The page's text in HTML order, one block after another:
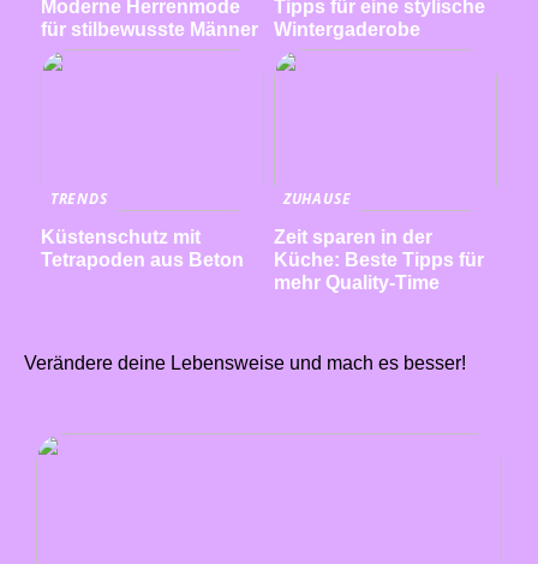
Moderne Herrenmode
für stilbewusste Männer
Tipps für eine stylische
Wintergaderobe
TRENDS
Küstenschutz mit
Tetrapoden aus Beton
ZUHAUSE
Zeit sparen in der
Küche: Beste Tipps für
mehr Quality-Time
Verändere deine Lebensweise und mach es besser!